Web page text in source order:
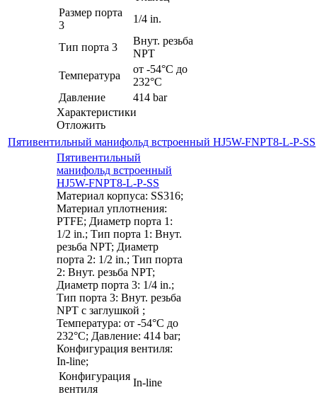
Размер порта
3
1/4 in.
Тип порта 3
Внут. резьба
NPT
Температура
от -54°C до
232°C
Давление
414 bar
Характеристики
Отложить
Пятивентильный манифольд встроенный HJ5W-FNPT8-L-P-SS
Пятивентильный
манифольд встроенный
HJ5W-FNPT8-L-P-SS
Материал корпуса: SS316;
Материал уплотнения:
PTFE; Диаметр порта 1:
1/2 in.; Тип порта 1: Внут.
резьба NPT; Диаметр
порта 2: 1/2 in.; Тип порта
2: Внут. резьба NPT;
Диаметр порта 3: 1/4 in.;
Тип порта 3: Внут. резьба
NPT с заглушкой ;
Температура: от -54°C до
232°C; Давление: 414 bar;
Конфигурация вентиля:
In-line;
Конфигурация
вентиля
In-line